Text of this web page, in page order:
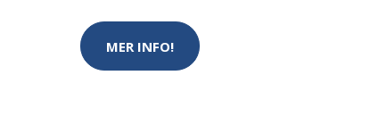
MER INFO!